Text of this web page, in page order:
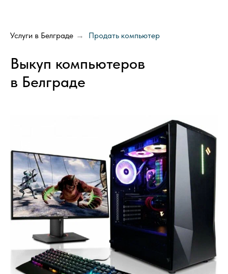
Услуги в Белграде → Продать компьютер
Выкуп компьютеров
в Белграде